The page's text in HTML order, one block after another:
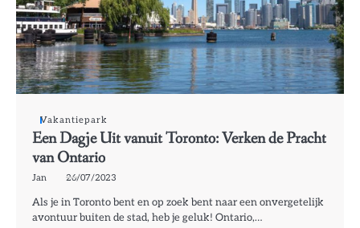
Vakantiepark
Een Dagje Uit vanuit Toronto: Verken de Pracht
van Ontario
Jan 26/07/2023
Als je in Toronto bent en op zoek bent naar een onvergetelijk
avontuur buiten de stad, heb je geluk! Ontario,…